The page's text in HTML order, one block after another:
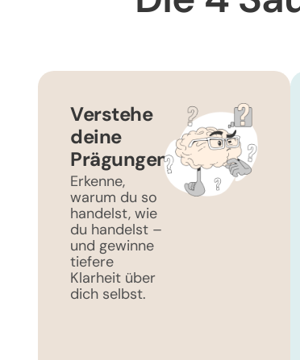
Verstehe
deine
Prägungen
Erkenne,
warum du so
handelst, wie
du handelst –
und gewinne
tiefere
Klarheit über
dich selbst.